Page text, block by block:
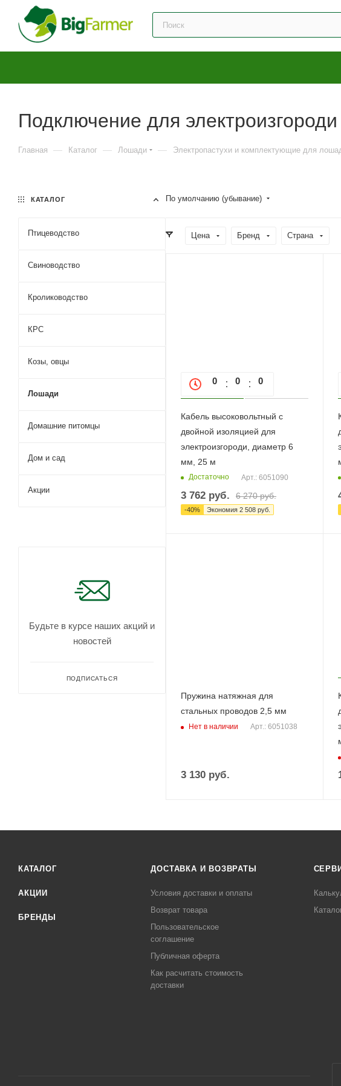
Подключение для
Главная — Каталог — Лошади — Электропастухи и комплектующие для
По умолчанию (убывание)
Цена Бренд Страна
0 0 0
Кабель высоковольтный с
двойной изоляцией для
электроизгороди, диаметр 6
мм, 25 м
Достаточно Арт.: 6051090
3 762 руб. 6 270руб.
-40% Экономия 2 508 руб.
Пружина натяжная для
стальных проводов 2,5 мм
Нет в наличии Арт.: 6051038
3 130 руб.
КАТАЛОГ
Птицеводство
Свиноводство
Кролиководство
КРС
Козы, овцы
Лошади
Домашние питомцы
Дом и сад
Акции
Будьте в курсе наших акций и
новостей
ПОДПИСАТЬСЯ
КАТАЛОГ
АКЦИИ
БРЕНДЫ
ДОСТАВКА И ВОЗВРАТЫ
Условия доставки и оплаты
Возврат товара
Пользовательское
соглашение
Публичная оферта
Как расчитать стоимость
доставки